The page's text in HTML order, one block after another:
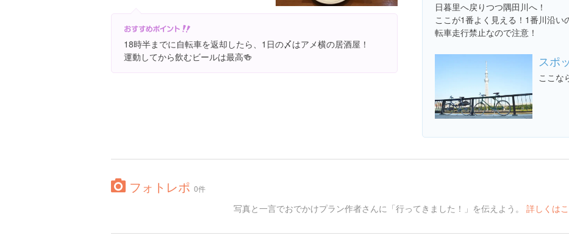
日暮里へ戻りつつ隅田川へ！
ここが1番よく見える！1番川沿い
転車走行禁止なので注意！
スポ
ここな
18時半までに自転車を返却したら、1日の〆はアメ横の居酒屋！
運動してから飲むビールは最高🍻
フォトレポ 0件
写真と一言でおでかけプラン作者さんに「行ってきました！」を伝えよう。 詳しくは